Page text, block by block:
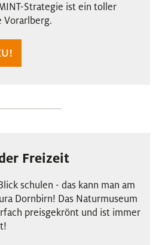
Strategie ist ein toller
Vorarlberg.
Freizeit
schulen - das kann man am
Dornbirn! Das Naturmuseum
preisgekrönt und ist immer